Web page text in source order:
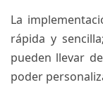
La
rápida y
pueden llevar
poder